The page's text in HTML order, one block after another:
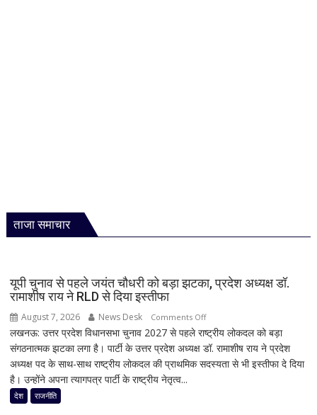
ताजा समाचार
यूपी चुनाव से पहले जयंत चौधरी को बड़ा झटका, प्रदेश अध्यक्ष डॉ.
रामाशीष राय ने RLD से दिया इस्तीफा
August 7, 2026 News Desk Comments Offon
यूपी
चुनाव
से
लखनऊ: उत्तर प्रदेश विधानसभा चुनाव 2027 से पहले राष्ट्रीय लोकदल को बड़ा
संगठनात्मक झटका लगा है। पार्टी के उत्तर प्रदेश अध्यक्ष डॉ. रामाशीष राय ने प्रदेश
अध्यक्ष पद के साथ-साथ राष्ट्रीय लोकदल की प्राथमिक सदस्यता से भी इस्तीफा दे दिया
है। उन्होंने अपना त्यागपत्र पार्टी के राष्ट्रीय नेतृत्व...
देश राजनीति